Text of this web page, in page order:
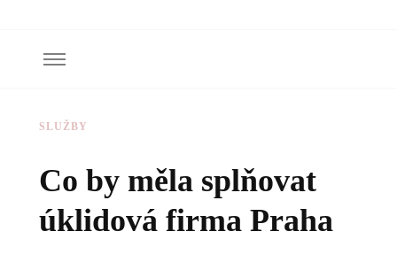
SLUŽBY
Co by měla splňovat
úklidová firma Praha